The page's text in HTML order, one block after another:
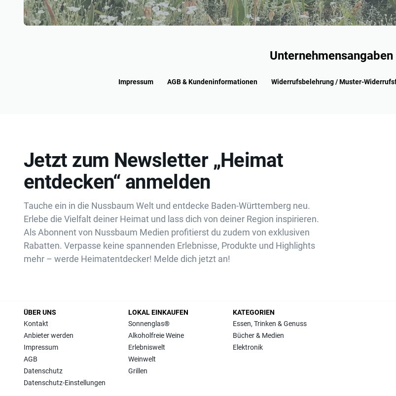
Unternehmensangaben
Impressum AGB & Kundeninformationen Widerrufsbelehrung / Muster-
Jetzt zum Newsletter „Heimat
entdecken“ anmelden
Tauche ein in die Nussbaum Welt und entdecke Baden-Württemberg neu.
Erlebe die Vielfalt deiner Heimat und lass dich von deiner Region inspirieren.
Als Abonnent von Nussbaum Medien profitierst du zudem von exklusiven
Rabatten. Verpasse keine spannenden Erlebnisse, Produkte und Highlights
mehr – werde Heimatentdecker! Melde dich jetzt an!
ÜBER UNS
Kontakt
Anbieter werden
Impressum
AGB
Datenschutz
Datenschutz-Einstellungen
LOKAL EINKAUFEN
Sonnenglas®
Alkoholfreie Weine
Erlebniswelt
Weinwelt
Grillen
KATEGORIEN
Essen, Trinken & Genuss
Bücher & Medien
Elektronik